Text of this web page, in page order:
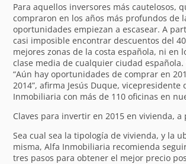
Para aquellos inversores más cautelosos,
compraron en los años más profundos de
oportunidades empiezan a escasear. A
casi imposible encontrar descuentos del
mejores zonas de la costa española, ni en
clase media de cualquier ciudad española.
“Aún hay oportunidades de comprar en
2014”, afirma Jesús Duque, vicepresidente
Inmobiliaria con más de 110 oficinas en
Claves para invertir en 2015 en vivienda, a
Sea cual sea la tipología de vivienda, y la
misma, Alfa Inmobiliaria recomienda
tres pasos para obtener el mejor precio